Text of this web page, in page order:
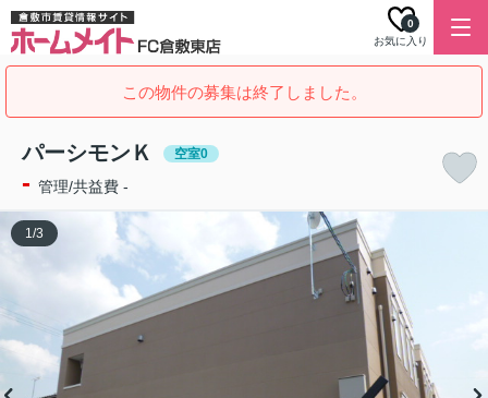
お気に入り
0
この物件の募集は終了しました。
パーシモンＫ 空室0
- 管理/共益費 -
1/3